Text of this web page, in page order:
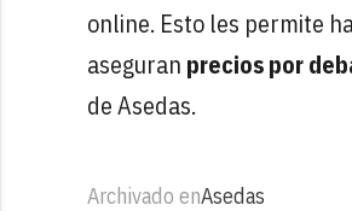
online. Esto les permite
aseguran precios por
de Asedas.
Archivado enAsedas